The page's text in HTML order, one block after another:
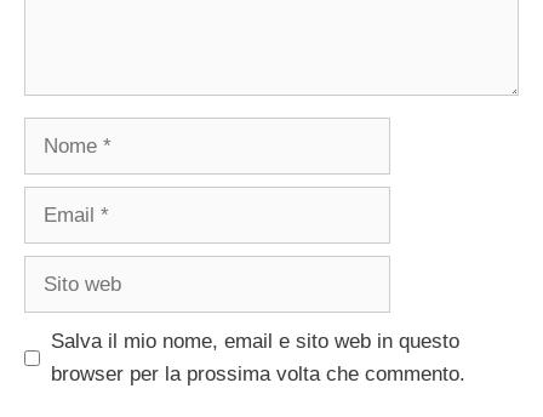
Nome
Email
Sito
Salva il mio nome, email e sito web in questo
browser per la prossima volta che commento.